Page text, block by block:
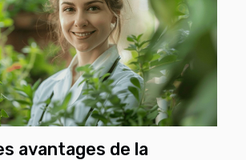
avantages de la